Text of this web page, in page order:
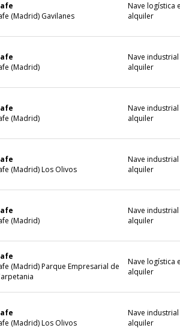
(Madrid) Gavilanes
Nave logística
alquiler
(Madrid)
Nave
alquiler
(Madrid)
Nave
alquiler
(Madrid) Los Olivos
Nave
alquiler
(Madrid)
Nave
alquiler
(Madrid) Parque Empresarial de
Nave logística
alquiler
(Madrid) Los Olivos
Nave
alquiler